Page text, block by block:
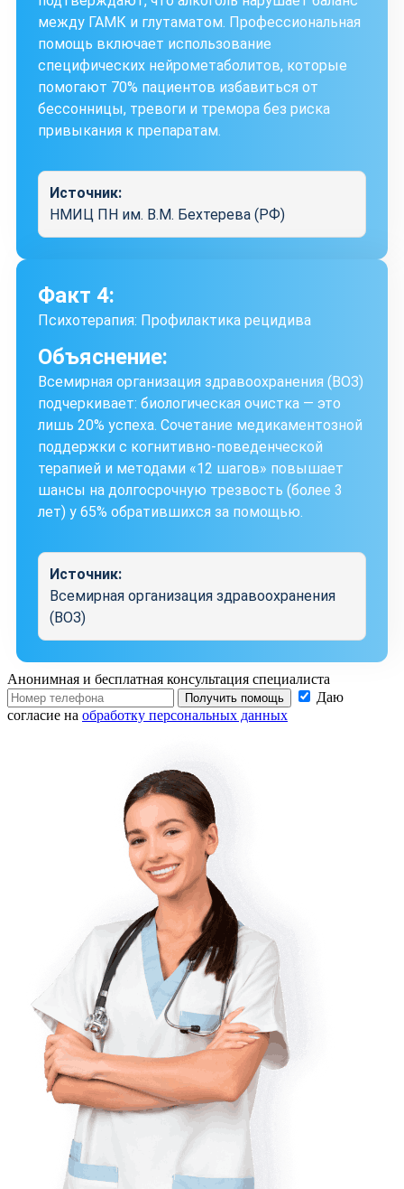
между ГАМК и глутаматом. Профессиональная
помощь включает использование
специфических нейрометаболитов, которые
помогают 70% пациентов избавиться от
бессонницы, тревоги и тремора без риска
привыкания к препаратам.
Источник:
НМИЦ ПН им. В.М. Бехтерева (РФ)
Факт 4:
Психотерапия: Профилактика рецидива
Объяснение:
Всемирная организация здравоохранения (ВОЗ)
подчеркивает: биологическая очистка — это
лишь 20% успеха. Сочетание медикаментозной
поддержки с когнитивно-поведенческой
терапией и методами «12 шагов» повышает
шансы на долгосрочную трезвость (более 3
лет) у 65% обратившихся за помощью.
Источник:
Всемирная организация здравоохранения
(ВОЗ)
Анонимная и бесплатная консультация специалиста
Получить помощь
Даю
согласие на обработку персональных данных